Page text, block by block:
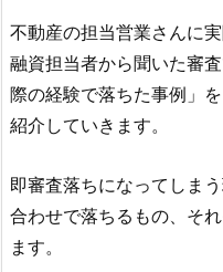
不動産の担当営業さんに
融資担当者から聞いた審
際の経験で落ちた事例」
紹介していきます。
即審査落ちになってしま
合わせで落ちるもの、そ
ます。